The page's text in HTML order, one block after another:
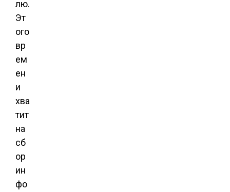
лю.
Эт
ого
вр
ем
ен
и
хва
тит
на
сб
ор
ин
фо